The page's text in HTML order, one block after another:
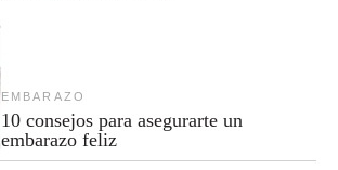
EMBARAZO
10 consejos para asegurarte un
embarazo feliz